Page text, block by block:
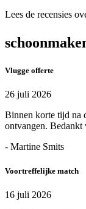
Lees de recensies
Vlugge offerte
26 juli 2026
Binnen korte tijd na
ontvangen. Bedankt
- Martine Smits
Voortreffelijke match
16 juli 2026